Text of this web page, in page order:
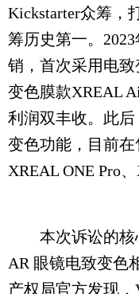
Kickstarter众筹，
筹历史第一。
销，首次采用电
变色膜款XREAL
利润双丰收。此
变色功能，目前在
XREAL ONE Pro
本次诉讼的核
AR 眼镜电致变色
产权局官方发现